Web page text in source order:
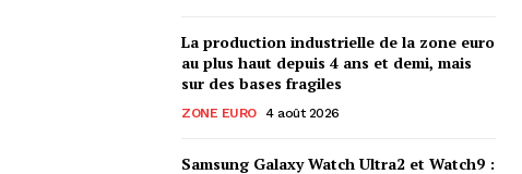
La production industrielle de la zone euro
au plus haut depuis 4 ans et demi, mais
sur des bases fragiles
ZONE EURO 4 août 2026
Samsung Galaxy Watch Ultra2 et Watch9 :